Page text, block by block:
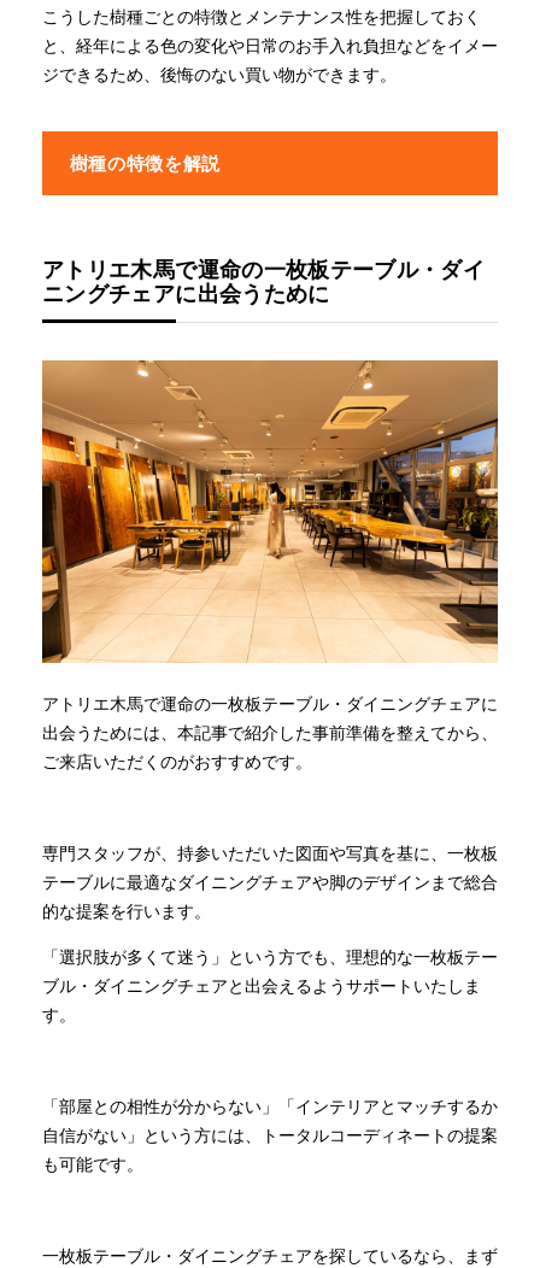
こうした樹種ごとの特徴とメンテナンス性を把握しておく
と、経年による色の変化や日常のお手入れ負担などをイメー
ジできるため、後悔のない買い物ができます。
樹種の特徴を解説
アトリエ木馬で運命の一枚板テーブル・ダイ
ニングチェアに出会うために
アトリエ木馬で運命の一枚板テーブル・ダイニングチェアに
出会うためには、本記事で紹介した事前準備を整えてから、
ご来店いただくのがおすすめです。
専門スタッフが、持参いただいた図面や写真を基に、一枚板
テーブルに最適なダイニングチェアや脚のデザインまで総合
的な提案を行います。
「選択肢が多くて迷う」という方でも、理想的な一枚板テー
ブル・ダイニングチェアと出会えるようサポートいたしま
す。
「部屋との相性が分からない」「インテリアとマッチするか
自信がない」という方には、トータルコーディネートの提案
も可能です。
一枚板テーブル・ダイニングチェアを探しているなら、まず